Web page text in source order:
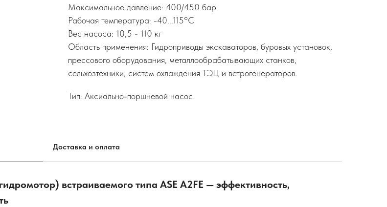
Максимальное давление: 400/450 бар.
Рабочая температура: -40...115°С
Вес насоса: 10,5 - 110 кг
Область применения: Гидроприводы экскаваторов, буровых установок,
прессового оборудования, металлообрабатывающих станков,
сельхозтехники, систем охлаждения ТЭЦ и ветрогенераторов.
Тип: Аксиально-поршневой насос
Доставка и оплата
встраиваемого типа ASE A2FE — эффективность,